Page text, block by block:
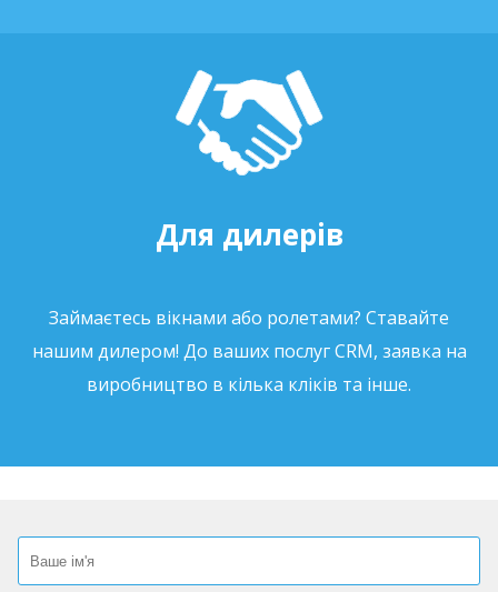
Для дилерів
Займаєтесь вікнами або ролетами? Ставайте
нашим дилером! До ваших послуг CRM, заявка на
виробництво в кілька кліків та інше.